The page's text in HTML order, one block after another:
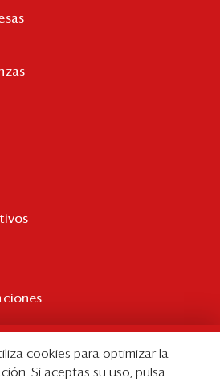
cookies para optimizar la
Si aceptas su uso, pulsa